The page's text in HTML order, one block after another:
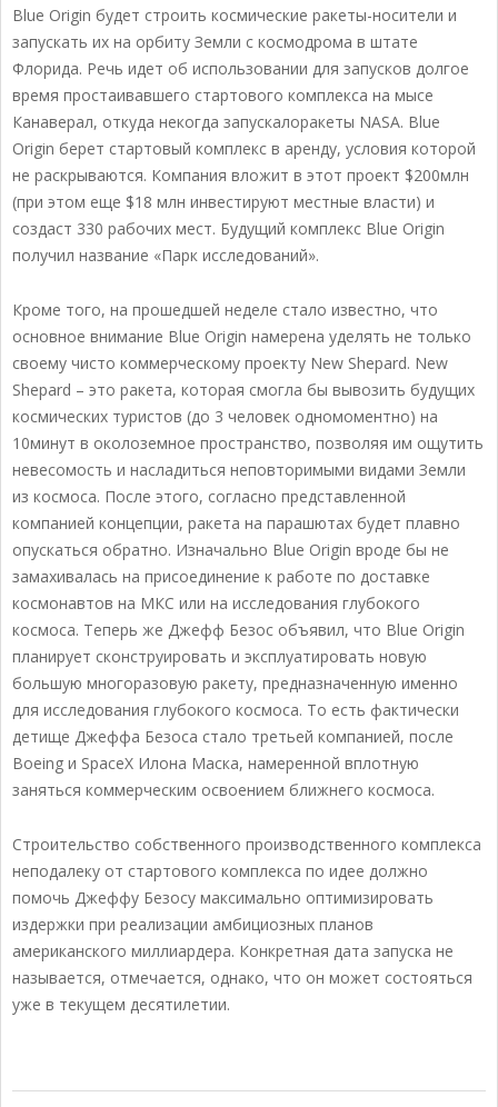
Blue Origin будет строить космические ракеты-носители и
запускать их на орбиту Земли с космодрома в штате
Флорида. Речь идет об использовании для запусков долгое
время простаивавшего стартового комплекса на мысе
Канаверал, откуда некогда запускалоракеты NASA. Blue
Origin берет стартовый комплекс в аренду, условия которой
не раскрываются. Компания вложит в этот проект $200млн
(при этом еще $18 млн инвестируют местные власти) и
создаст 330 рабочих мест. Будущий комплекс Blue Origin
получил название «Парк исследований».
Кроме того, на прошедшей неделе стало известно, что
основное внимание Blue Origin намерена уделять не только
своему чисто коммерческому проекту New Shepard. New
Shepard – это ракета, которая смогла бы вывозить будущих
космических туристов (до 3 человек одномоментно) на
10минут в околоземное пространство, позволяя им ощутить
невесомость и насладиться неповторимыми видами Земли
из космоса. После этого, согласно представленной
компанией концепции, ракета на парашютах будет плавно
опускаться обратно. Изначально Blue Origin вроде бы не
замахивалась на присоединение к работе по доставке
космонавтов на МКС или на исследования глубокого
космоса. Теперь же Джефф Безос объявил, что Blue Origin
планирует сконструировать и эксплуатировать новую
большую многоразовую ракету, предназначенную именно
для исследования глубокого космоса. То есть фактически
детище Джеффа Безоса стало третьей компанией, после
Boeing и SpaceX Илона Маска, намеренной вплотную
заняться коммерческим освоением ближнего космоса.
Строительство собственного производственного комплекса
неподалеку от стартового комплекса по идее должно
помочь Джеффу Безосу максимально оптимизировать
издержки при реализации амбициозных планов
американского миллиардера. Конкретная дата запуска не
называется, отмечается, однако, что он может состояться
уже в текущем десятилетии.